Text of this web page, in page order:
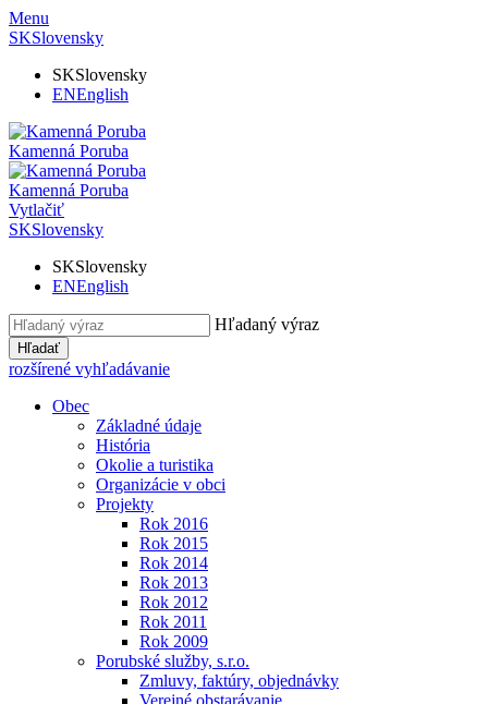
Menu
SKSlovensky
SKSlovensky
ENEnglish
Kamenná Poruba
Kamenná Poruba
Vytlačiť
SKSlovensky
SKSlovensky
ENEnglish
Hľadaný výraz
Hľadať
rozšírené vyhľadávanie
Obec
Základné údaje
História
Okolie a turistika
Organizácie v obci
Projekty
Rok 2016
Rok 2015
Rok 2014
Rok 2013
Rok 2012
Rok 2011
Rok 2009
Porubské služby, s.r.o.
Zmluvy, faktúry, objednávky
Verejné obstarávanie